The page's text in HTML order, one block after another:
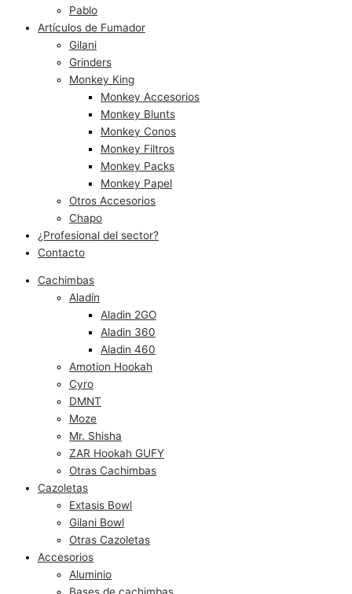
Pablo
Artículos de Fumador
Gilani
Grinders
Monkey King
Monkey Accesorios
Monkey Blunts
Monkey Conos
Monkey Filtros
Monkey Packs
Monkey Papel
Otros Accesorios
Chapo
¿Profesional del sector?
Contacto
Cachimbas
Aladín
Aladin 2GO
Aladin 360
Aladin 460
Amotion Hookah
Cyro
DMNT
Moze
Mr. Shisha
ZAR Hookah GUFY
Otras Cachimbas
Cazoletas
Extasis Bowl
Gilani Bowl
Otras Cazoletas
Accesorios
Aluminio